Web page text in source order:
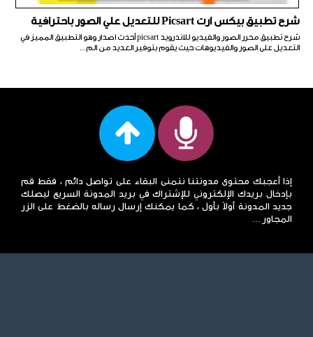
شرح تطبيق بيكس ارت Picsart للتعديل علي الصور باحترافية
شرح تطبيق محرر الصور والفيديو للاندرويد picsart أحدث اصدار وهو التطبيق المميز في
التعديل على الصور والفيديوهات حيث يقوم بتوفير العديد من الم...
إذا أعجبك محتوى مدونتنا نتمنى البقاء على تواصل دائم ، فقط قم
بإدخال بريدك الإلكتروني للإشتراك في بريد المدونة السريع ليصلك
جديد المدونة أولاً بأول ، كما يمكنك إرسال رساله بالضغط على الزر
المجاور ...